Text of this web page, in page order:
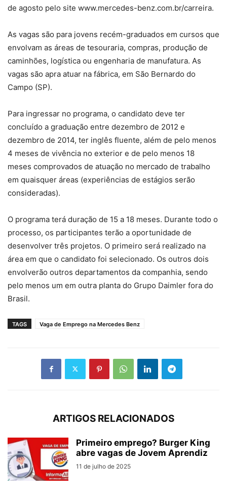
de agosto pelo site www.mercedes-benz.com.br/carreira.
As vagas são para jovens recém-graduados em cursos que
envolvam as áreas de tesouraria, compras, produção de
caminhões, logística ou engenharia de manufatura. As
vagas são apra atuar na fábrica, em São Bernardo do
Campo (SP).
Para ingressar no programa, o candidato deve ter
concluído a graduação entre dezembro de 2012 e
dezembro de 2014, ter inglês fluente, além de pelo menos
4 meses de vivência no exterior e de pelo menos 18
meses comprovados de atuação no mercado de trabalho
em quaisquer áreas (experiências de estágios serão
consideradas).
O programa terá duração de 15 a 18 meses. Durante todo o
processo, os participantes terão a oportunidade de
desenvolver três projetos. O primeiro será realizado na
área em que o candidato foi selecionado. Os outros dois
envolverão outros departamentos da companhia, sendo
pelo menos um em outra planta do Grupo Daimler fora do
Brasil.
TAGS Vaga de Emprego na Mercedes Benz
ARTIGOS RELACIONADOS
Primeiro emprego? Burger King
abre vagas de Jovem Aprendiz
11 de julho de 2025